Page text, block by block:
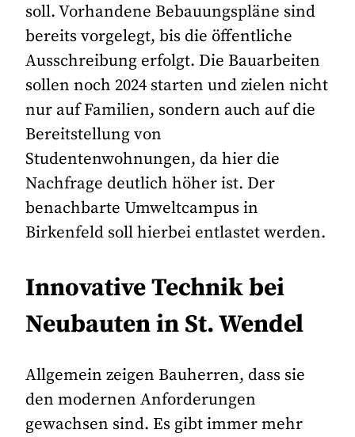
soll. Vorhandene Bebauungspläne sind
bereits vorgelegt, bis die öffentliche
Ausschreibung erfolgt. Die Bauarbeiten
sollen noch 2024 starten und zielen nicht
nur auf Familien, sondern auch auf die
Bereitstellung von
Studentenwohnungen, da hier die
Nachfrage deutlich höher ist. Der
benachbarte Umweltcampus in
Birkenfeld soll hierbei entlastet werden.
Innovative Technik bei
Neubauten in St. Wendel
Allgemein zeigen Bauherren, dass sie
den modernen Anforderungen
gewachsen sind. Es gibt immer mehr